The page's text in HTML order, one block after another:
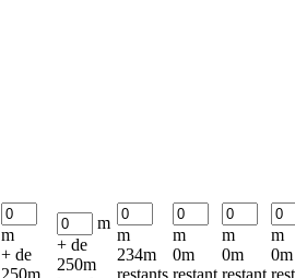
m
+ de
250m
m
+ de
250m
m
234m
restants
m
0m
restant
m
0m
restant
m
0m